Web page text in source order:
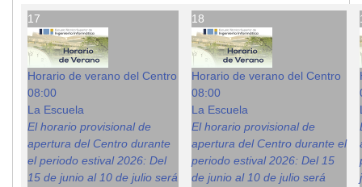
17
Horario de verano del Centro
08:00
La Escuela
El horario provisional de
apertura del Centro durante
el periodo estival 2026: Del
15 de junio al 10 de julio será
18
Horario de verano del Centro
08:00
La Escuela
El horario provisional de
apertura del Centro durante el
periodo estival 2026: Del 15
de junio al 10 de julio será